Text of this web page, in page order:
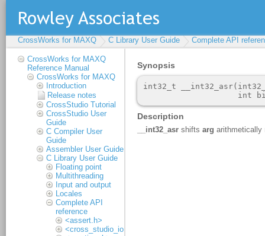
CrossWorks for MAXQ C Library User Guide Complete API
CrossWorks for MAXQ
Reference Manual
CrossWorks for MAXQ
Introduction
Release notes
CrossStudio Tutorial
CrossStudio User
Guide
C Compiler User
Guide
Assembler User Guide
C Library User Guide
Floating point
Multithreading
Input and output
Locales
Complete API
reference
<assert.h>
<cross_studio_io.h>